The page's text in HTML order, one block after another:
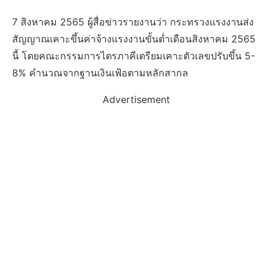
7 สิงหาคม 2565 ผู้สื่อข่าวรายงานว่า กระทรวงแรงงานส่ง
สัญญาณเคาะขึ้นค่าจ้างแรงงานขั้นต่ำเดือนสิงหาคม 2565
นี้ โดยคณะกรรมการไตรภาคีเตรียมเคาะตัวเลขปรับขึ้น 5-
8% คำนวณจากฐานเงินเฟ้อตามหลักสากล
Advertisement